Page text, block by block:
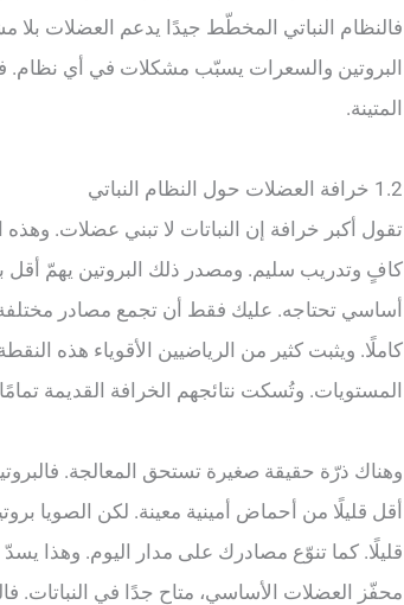
فالنظام النباتي المخطّط جيدًا يدعم العضلات
البروتين والسعرات يسبّب مشكلات في أي نظام.
المتينة.
1.2 خرافة العضلات حول النظام النباتي
تقول أكبر خرافة إن النباتات لا تبني عضلات.
كافٍ وتدريب سليم. ومصدر ذلك البروتين يهمّ أقل
أساسي تحتاجه. عليك فقط أن تجمع مصادر مختلفة
كاملًا. ويثبت كثير من الرياضيين الأقوياء هذه
المستويات. وتُسكت نتائجهم الخرافة القديمة
وهناك ذرّة حقيقة صغيرة تستحق المعالجة.
أقل قليلًا من أحماض أمينية معينة. لكن الصويا
قليلًا. كما تنوّع مصادرك على مدار اليوم. وهذا
محفّز العضلات الأساسي، متاح جدًا في النباتات.